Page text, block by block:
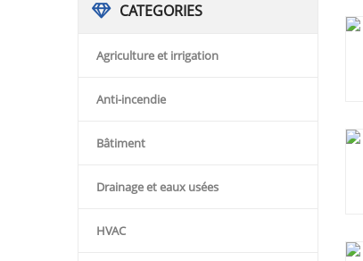
CATEGORIES
Agriculture et irrigation
Anti-incendie
Bâtiment
Drainage et eaux usées
HVAC